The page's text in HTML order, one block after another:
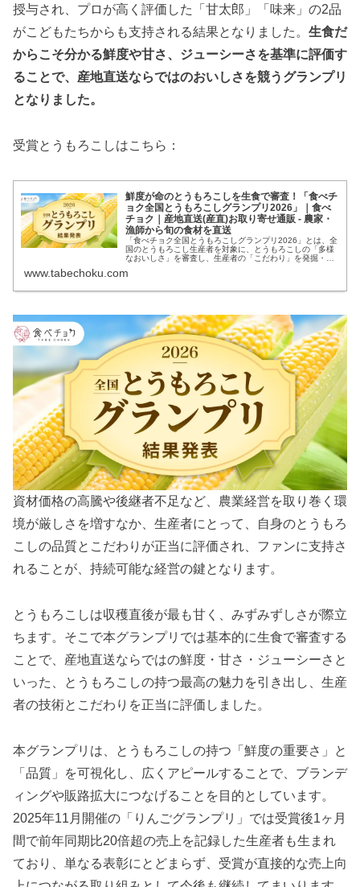
授与され、プロが高く評価した「甘太郎」「味来」の2品
がこどもたちからも支持される結果となりました。 生食だ
からこそ分かる鮮度や甘さ、ジューシーさを基準に評価す
ることで、産地直送ならではのおいしさを競うグランプリ
となりました。
受賞とうもろこしはこちら：
鮮度が命のとうもろこしを生食で審査！「食べチ
ョク全国とうもろこしグランプリ2026」｜食べ
チョク｜産地直送(産直)お取り寄せ通販 - 農家・
漁師から旬の食材を直送
「食べチョク全国とうもろこしグランプリ2026」とは、全
国のとうもろこし生産者を対象に、とうもろこしの「多様
なおいしさ」を審査し、生産者の「こだわり」を発掘・発
全国各地から39点のとうもろこし...
www.tabechoku.com
資材価格の高騰や後継者不足など、農業経営を取り巻く環
境が厳しさを増すなか、生産者にとって、自身のとうもろ
こしの品質とこだわりが正当に評価され、ファンに支持さ
れることが、持続可能な経営の鍵となります。
とうもろこしは収穫直後が最も甘く、みずみずしさが際立
ちます。そこで本グランプリでは基本的に生食で審査する
ことで、産地直送ならではの鮮度・甘さ・ジューシーさと
いった、とうもろこしの持つ最高の魅力を引き出し、生産
者の技術とこだわりを正当に評価しました。
本グランプリは、とうもろこしの持つ「鮮度の重要さ」と
「品質」を可視化し、広くアピールすることで、ブランデ
ィングや販路拡大につなげることを目的としています。
2025年11月開催の「りんごグランプリ」では受賞後1ヶ月
間で前年同期比20倍超の売上を記録した生産者も生まれ
ており、単なる表彰にとどまらず、受賞が直接的な売上向